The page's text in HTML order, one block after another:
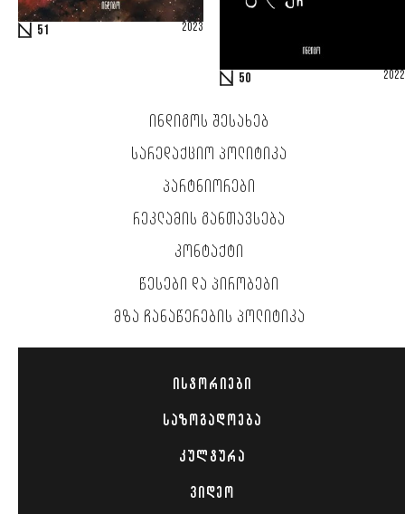
51 2023
50 2022
ᲘᲜᲓᲘᲒᲝᲡ ᲨᲔᲡᲐᲮᲔᲑ
ᲡᲐᲠᲔᲓᲐᲥᲪᲘᲝ ᲞᲝᲚᲘᲢᲘᲙᲐ
ᲞᲐᲠᲢᲜᲘᲝᲠᲔᲑᲘ
ᲠᲔᲙᲚᲐᲛᲘᲡ ᲒᲐᲜᲗᲐᲕᲡᲔᲑᲐ
ᲙᲝᲜᲢᲐᲥᲢᲘ
ᲬᲔᲡᲔᲑᲘ ᲓᲐ ᲞᲘᲠᲝᲑᲔᲑᲘ
ᲛᲖᲐ ᲩᲐᲜᲐᲬᲔᲠᲔᲑᲘᲡ ᲞᲝᲚᲘᲢᲘᲙᲐ
ᲘᲡᲢᲝᲠᲘᲔᲑᲘ
ᲡᲐᲖᲝᲒᲐᲓᲝᲔᲑᲐ
ᲙᲣᲚᲢᲣᲠᲐ
ᲕᲘᲓᲔᲝ